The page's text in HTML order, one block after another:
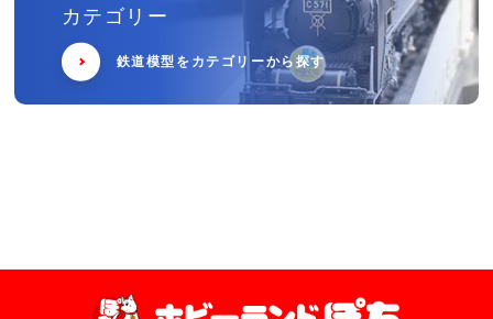
カテゴリー
鉄道模型をカテゴリーから探す